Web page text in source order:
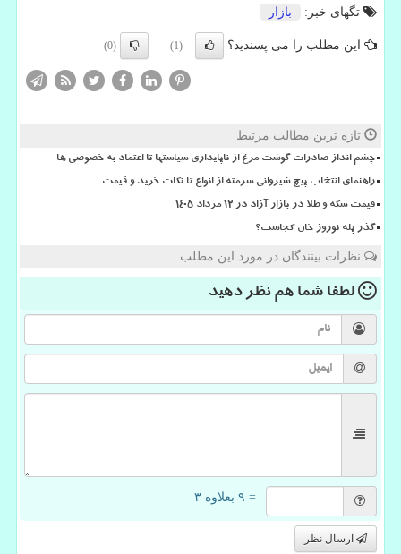
تگهای خبر:
بازار
این مطلب را می پسندید؟ (1)
(0)
تازه ترین مطالب مرتبط
چشم انداز صادرات گوشت مرغ از ناپایداری سیاستها تا اعتماد به خصوصی ها
راهنمای انتخاب پیچ شیروانی سرمته از انواع تا نکات خرید و قیمت
قیمت سکه و طلا در بازار آزاد در ۱۲ مرداد ۱۴۰۵
گذر پله نوروز خان کجاست؟
نظرات بینندگان در مورد این مطلب
لطفا شما همنظر دهید
= ۹ بعلاوه ۳
ارسال نظر